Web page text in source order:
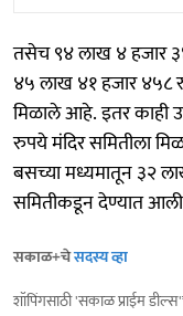
तसेच ९४ लाख ४ हजार
४५ लाख ४१ हजार ४५८
मिळाले आहे. इतर काही
रुपये मंदिर समितीला
बसच्या मध्यमातून ३२
समितीकडून देण्यात
सकाळ+चेसदस्य व्हा
शॉपिंगसाठी 'सकाळ प्राईम